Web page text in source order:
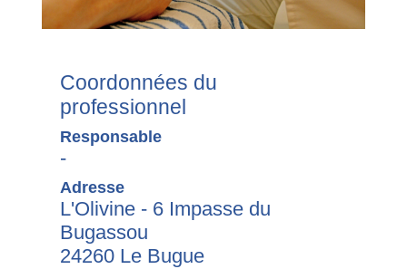
Coordonnées du
professionnel
Responsable
-
Adresse
L'Olivine - 6 Impasse du
Bugassou
24260 Le Bugue